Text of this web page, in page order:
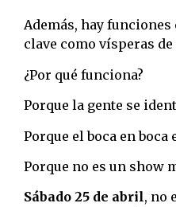
Además, hay
clave como vísperas
¿Por qué funciona?
Porque la gente se
Porque el boca en boca
Porque no es un show
Sábado 25 de abril, no